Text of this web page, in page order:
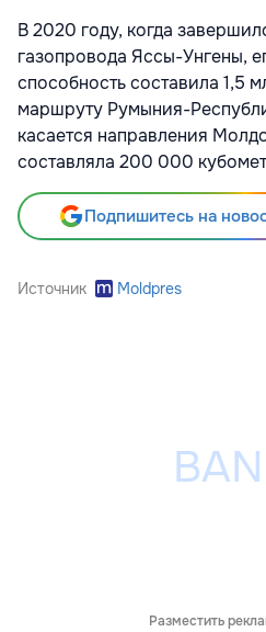
В 2020 году, когда
газопровода Яссы-Унгены,
способность составила 1,5
маршруту Румыния-
касается направления
составляла 200 000
Подпишитесь на
Источник Moldpres
Разместить